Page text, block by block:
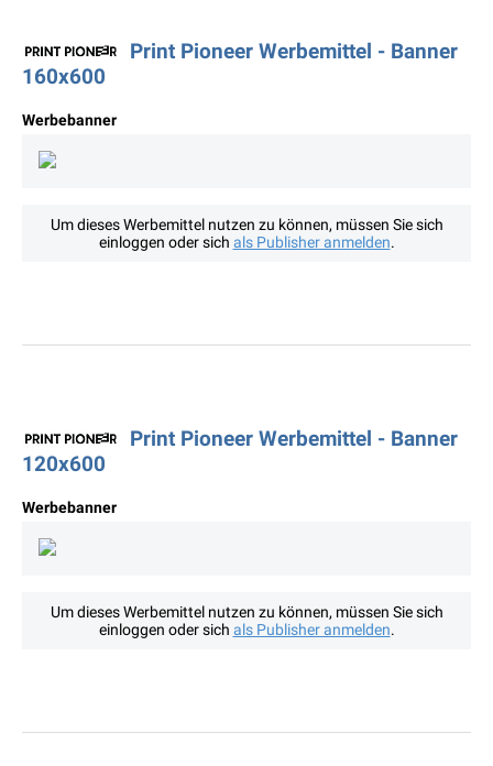
Print Pioneer Werbemittel - Banner
160x600
Werbebanner
Um dieses Werbemittel nutzen zu können, müssen Sie sich
einloggen oder sich als Publisher anmelden.
Print Pioneer Werbemittel - Banner
120x600
Werbebanner
Um dieses Werbemittel nutzen zu können, müssen Sie sich
einloggen oder sich als Publisher anmelden.